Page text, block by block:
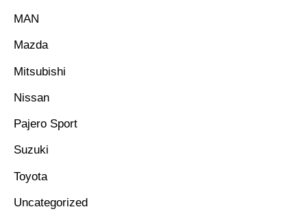
MAN
Mazda
Mitsubishi
Nissan
Pajero Sport
Suzuki
Toyota
Uncategorized